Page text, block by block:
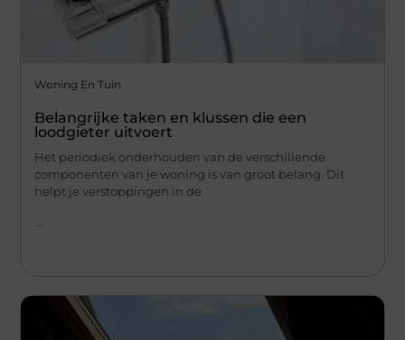
Woning En Tuin
Belangrijke taken en klussen die een
loodgieter uitvoert
Het periodiek onderhouden van de verschillende
componenten van je woning is van groot belang. Dit
helpt je verstoppingen in de